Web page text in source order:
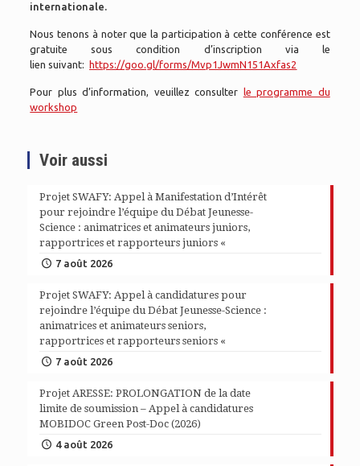
internationale.
Nous tenons à noter que la participation à cette conférence est
gratuite sous condition d’inscription via le
lien suivant:
https://goo.gl/forms/Mvp1JwmN151Axfas2
Pour plus d’information, veuillez consulter
le programme du
workshop
Voir aussi
Projet SWAFY: Appel à Manifestation d’Intérêt
pour rejoindre l’équipe du Débat Jeunesse-
Science : animatrices et animateurs juniors,
rapportrices et rapporteurs juniors «
7 août 2026
Projet SWAFY: Appel à candidatures pour
rejoindre l’équipe du Débat Jeunesse-Science :
animatrices et animateurs seniors,
rapportrices et rapporteurs seniors «
7 août 2026
Projet ARESSE: PROLONGATION de la date
limite de soumission – Appel à candidatures
MOBIDOC Green Post-Doc (2026)
4 août 2026